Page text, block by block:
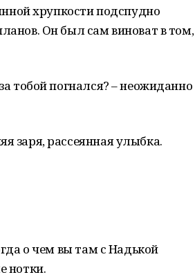
хрупкости подспудно
Он был сам виноват в том,
тобой погнался? – неожиданно
заря, рассеянная улыбка.
о чем вы там с Надькой
нотки.